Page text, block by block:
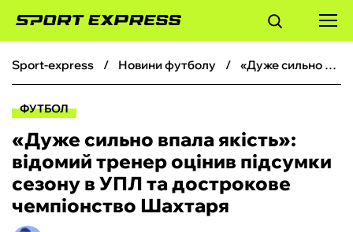
ФУТБОЛ
БОКС
ХОКЕЙ
sport-express новини футболу «Дуже сильно впала якість»: відомий тренер оцінив підсумки сезону в УПЛ та дострокове чемпіонство Шахтаря
ФУТБОЛ
«Дуже сильно впала якість»:
відомий тренер оцінив підсумки
сезону в УПЛ та дострокове
чемпіонство Шахтаря